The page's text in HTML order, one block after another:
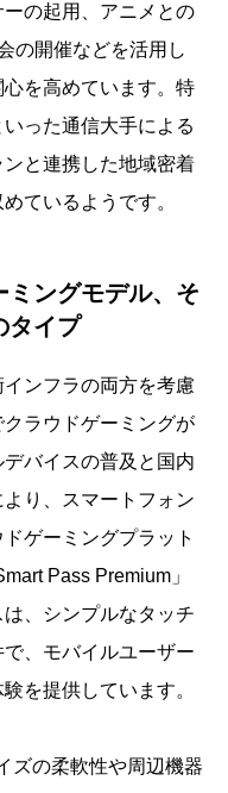
の起用、アニメとの
の開催などを活用し
を高めています。特
った通信大手による
と連携した地域密着
ているようです。
ミングモデル、そ
タイプ
ンフラの両方を考慮
ラウドゲーミングが
バイスの普及と国内
り、スマートフォン
ゲーミングプラット
Pass Premium」
、シンプルなタッチ
、モバイルユーザー
を提供しています。
ズの柔軟性や周辺機器